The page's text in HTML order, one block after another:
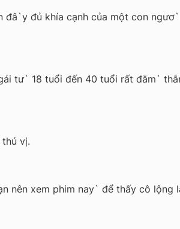
đủ khía cạnh của một con
tư` 18 tuổi đến 40 tuổi rất đăm`
vị.
nên xem phim nay` để thấy cô